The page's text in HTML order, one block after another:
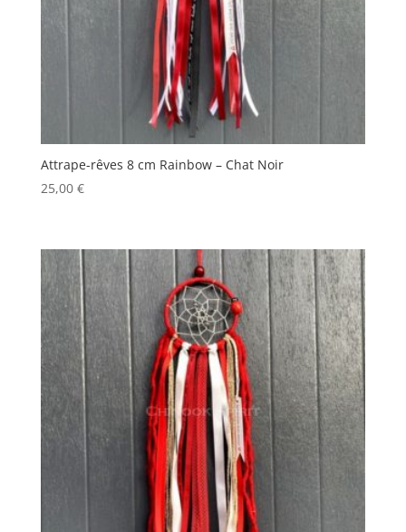
Attrape-rêves 8 cm Rainbow – Chat Noir
25,00 €